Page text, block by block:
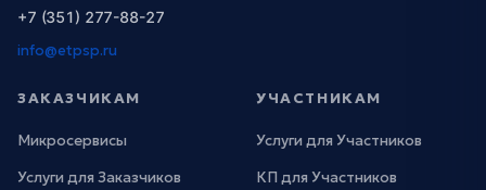
+7 (351) 277-88-27
info@etpsp.ru
ЗАКАЗЧИКАМ
Микросервисы
Услуги для Заказчиков
УЧАСТНИКАМ
Услуги для Участников
КП для Участников